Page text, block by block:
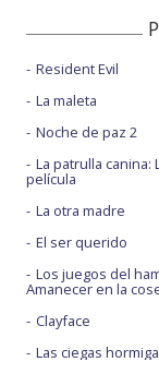
Resident Evil
La maleta
Noche de paz 2
La patrulla canina:
película
La otra madre
El ser querido
Los juegos del
Amanecer en la
Clayface
Las ciegas